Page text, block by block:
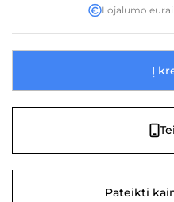
Lojalumo
Į
Pateikti